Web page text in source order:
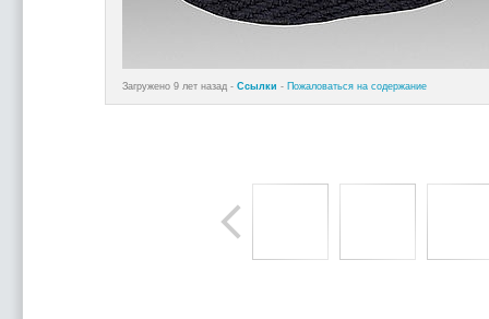
Загружено 9 лет назад - Ссылки - Пожаловаться на содержание